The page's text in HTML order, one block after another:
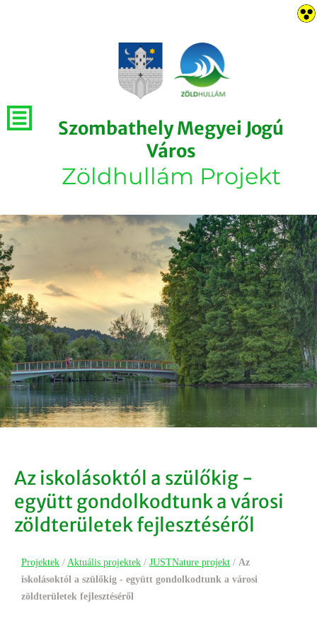
Szombathely Megyei Jogú
Város
Zöldhullám Projekt
Az iskolásoktól a szülőkig -
együtt gondolkodtunk a városi
zöldterületek fejlesztéséről
Projektek / Aktuális projektek / JUSTNature projekt / Az
iskolásoktól a szülőkig - együtt gondolkodtunk a városi
zöldterületek fejlesztéséről